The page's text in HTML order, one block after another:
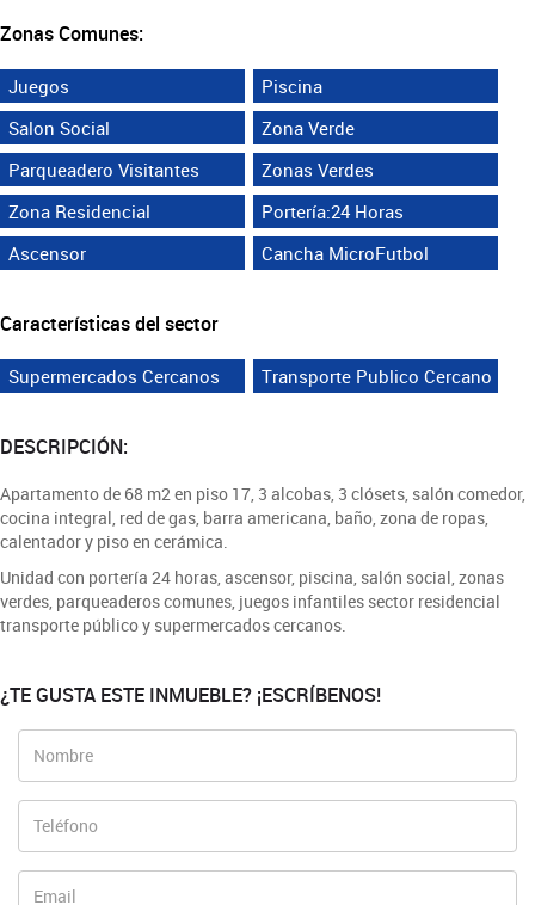
Zonas Comunes:
Juegos
Piscina
Salon Social
Zona Verde
Parqueadero Visitantes
Zonas Verdes
Zona Residencial
Portería:24 Horas
Ascensor
Cancha MicroFutbol
Características del sector
Supermercados Cercanos Transporte Publico Cercano
DESCRIPCIÓN:
Apartamento de 68 m2 en piso 17, 3 alcobas, 3 clósets, salón comedor,
cocina integral, red de gas, barra americana, baño, zona de ropas,
calentador y piso en cerámica.
Unidad con portería 24 horas, ascensor, piscina, salón social, zonas
verdes, parqueaderos comunes, juegos infantiles sector residencial
transporte público y supermercados cercanos.
¿TE GUSTA ESTE INMUEBLE? ¡ESCRÍBENOS!